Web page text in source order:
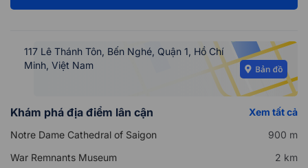
117 Lê Thánh Tôn, Bến Nghé, Quận 1, Hồ Chí
Minh, Việt Nam
Khám phá địa điểm lân cận
Xem tất cả
Notre Dame Cathedral of Saigon
900 m
War Remnants Museum
2 km